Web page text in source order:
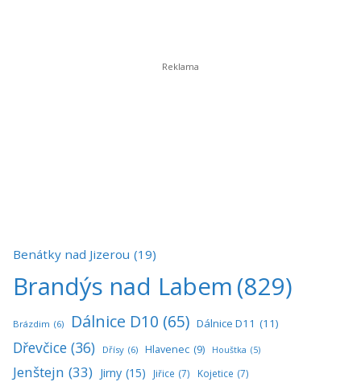
Benátky nad Jizerou (19)
Brandýs nad Labem (829)
Brázdim (6) Dálnice D10 (65) Dálnice D11 (11)
Dřevčice (36) Dřísy (6) Hlavenec (9) Houštka (5)
Jenštejn (33) Jirny (15) Jiřice (7) Kojetice (7)